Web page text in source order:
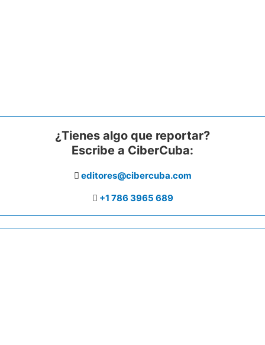
¿Tienes algo que reportar?
Escribe a CiberCuba:
editores@cibercuba.com
+1 786 3965 689